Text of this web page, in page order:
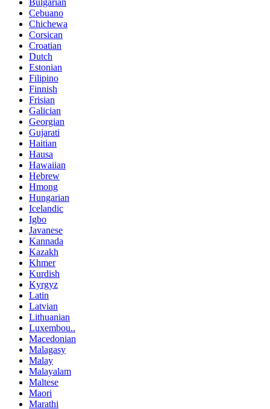
Cebuano
Chichewa
Corsican
Croatian
Dutch
Estonian
Filipino
Finnish
Frisian
Galician
Georgian
Gujarati
Haitian
Hausa
Hawaiian
Hebrew
Hmong
Hungarian
Icelandic
Igbo
Javanese
Kannada
Kazakh
Khmer
Kurdish
Kyrgyz
Latin
Latvian
Lithuanian
Luxembou..
Macedonian
Malagasy
Malay
Malayalam
Maltese
Maori
Marathi